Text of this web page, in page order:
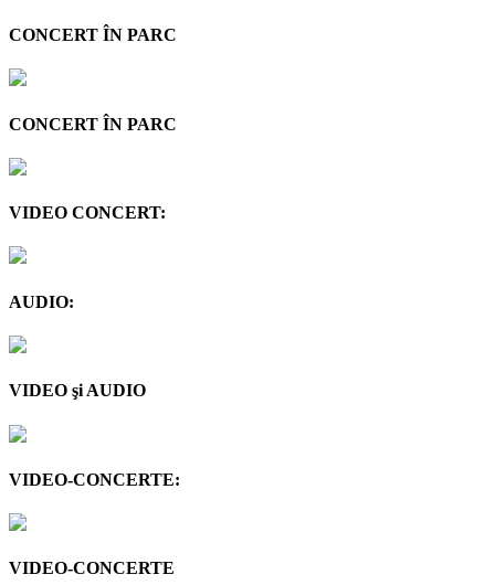
CONCERT ÎN PARC
CONCERT ÎN PARC
VIDEO CONCERT:
AUDIO:
VIDEO şi AUDIO
VIDEO-CONCERTE:
VIDEO-CONCERTE